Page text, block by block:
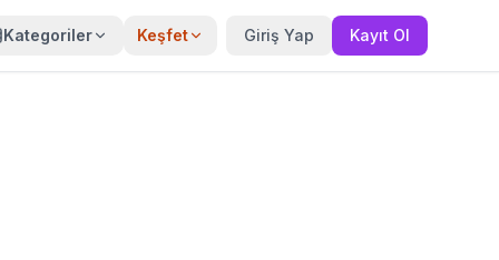
Kategoriler Keşfet Giriş Yap Kayıt Ol